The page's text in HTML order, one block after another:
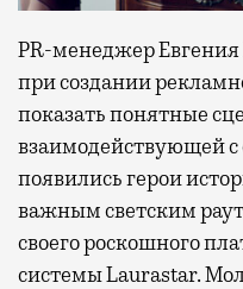
PR-менеджер Евгения
при создании
показать понятные
взаимодействующей
появились герои
важным светским
своего роскошного
системы Laurastar.